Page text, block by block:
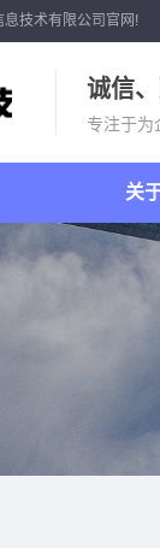
技术有限公司官网!
诚信
专注于为
关